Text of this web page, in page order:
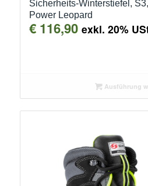
Sicherheits-Winterstiefel,
Power Leopard
€116,90 exkl. 20%
Ausführung